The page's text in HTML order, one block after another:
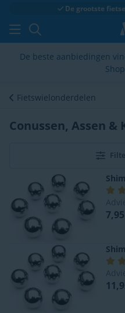
De grootste
De beste aanbiedingen
Fietswielonderdelen
Conussen, Assen &
7,95